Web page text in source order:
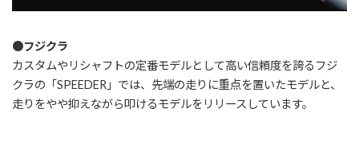
●フジクラ
カスタムやリシャフトの定番モデルとして高い信頼度を誇るフジ
クラの「SPEEDER」では、先端の走りに重点を置いたモデルと、
走りをやや抑えながら叩けるモデルをリリースしています。